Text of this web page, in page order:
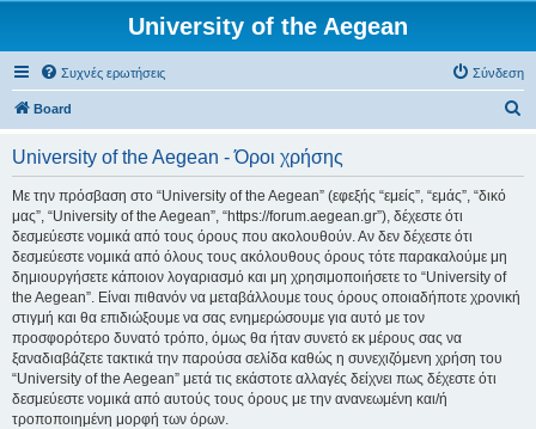
University of the Aegean
Συχνές ερωτήσεις Σύνδεση
Board
University of the Aegean - Όροι χρήσης
Με την πρόσβαση στο “University of the Aegean” (εφεξής “εμείς”, “εμάς”, “δικό
μας”, “University of the Aegean”, “https://forum.aegean.gr”), δέχεστε ότι
δεσμεύεστε νομικά από τους όρους που ακολουθούν. Αν δεν δέχεστε ότι
δεσμεύεστε νομικά από όλους τους ακόλουθους όρους τότε παρακαλούμε μη
δημιουργήσετε κάποιον λογαριασμό και μη χρησιμοποιήσετε το “University of
the Aegean”. Είναι πιθανόν να μεταβάλλουμε τους όρους οποιαδήποτε χρονική
στιγμή και θα επιδιώξουμε να σας ενημερώσουμε για αυτό με τον
προσφορότερο δυνατό τρόπο, όμως θα ήταν συνετό εκ μέρους σας να
ξαναδιαβάζετε τακτικά την παρούσα σελίδα καθώς η συνεχιζόμενη χρήση του
“University of the Aegean” μετά τις εκάστοτε αλλαγές δείχνει πως δέχεστε ότι
δεσμεύεστε νομικά από αυτούς τους όρους με την ανανεωμένη και/ή
τροποποιημένη μορφή των όρων.